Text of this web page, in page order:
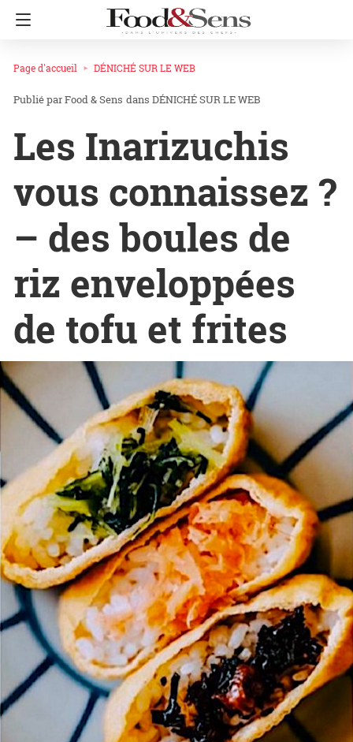
Page d'accueil DÉNICHÉ SUR LE WEB
Food & Sens dans DÉNICHÉ SUR LE WEB
Les Inarizuchis
vous connaissez ?
– des boules de
riz enveloppées
de tofu et frites